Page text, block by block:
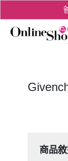
商品